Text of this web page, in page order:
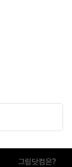
그림닷컴은?